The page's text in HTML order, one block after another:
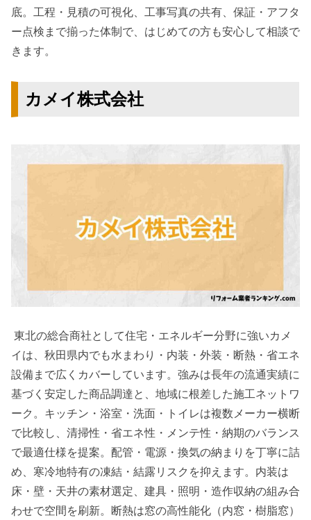
底。工程・見積の可視化、工事写真の共有、保証・アフタ
ー点検まで揃った体制で、はじめての方も安心して相談で
きます。
カメイ株式会社
東北の総合商社として住宅・エネルギー分野に強いカメ
イは、秋田県内でも水まわり・内装・外装・断熱・省エネ
設備まで広くカバーしています。強みは長年の流通実績に
基づく安定した商品調達と、地域に根差した施工ネットワ
ーク。キッチン・浴室・洗面・トイレは複数メーカー横断
で比較し、清掃性・省エネ性・メンテ性・納期のバランス
で最適仕様を提案。配管・電源・換気の納まりを丁寧に詰
め、寒冷地特有の凍結・結露リスクを抑えます。内装は
床・壁・天井の素材選定、建具・照明・造作収納の組み合
わせで空間を刷新。断熱は窓の高性能化（内窓・樹脂窓）